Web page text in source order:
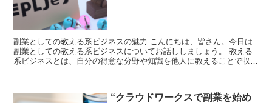
副業としての教える系ビジネスの魅力 こんにちは、皆さん。今日は
副業としての教える系ビジネスについてお話ししましょう。 教える
系ビジネスとは、自分の得意な分野や知識を他人に教えることで収入
“クラウドワークスで副業を始め